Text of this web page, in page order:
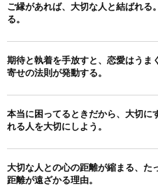
ご縁があれば、大切な人と結ばれる
る。
期待と執着を手放すと、恋愛はうま
寄せの法則が発動する。
本当に困ってるときだから、大切に
れる人を大切にしよう。
大切な人との心の距離が縮まる、た
距離が遠ざかる理由。